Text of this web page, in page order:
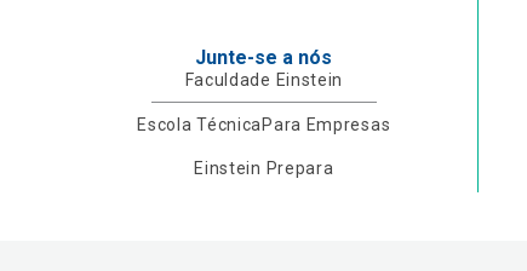
Junte-se a nós
Faculdade Einstein
Escola TécnicaPara Empresas
Einstein Prepara